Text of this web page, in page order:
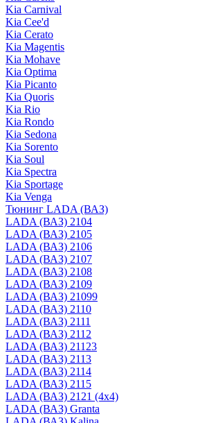
Kia Carnival
Kia Cee'd
Kia Cerato
Kia Magentis
Kia Mohave
Kia Optima
Kia Picanto
Kia Quoris
Kia Rio
Kia Rondo
Kia Sedona
Kia Sorento
Kia Soul
Kia Spectra
Kia Sportage
Kia Venga
Тюнинг LADA (ВАЗ)
LADA (ВАЗ) 2104
LADA (ВАЗ) 2105
LADA (ВАЗ) 2106
LADA (ВАЗ) 2107
LADA (ВАЗ) 2108
LADA (ВАЗ) 2109
LADA (ВАЗ) 21099
LADA (ВАЗ) 2110
LADA (ВАЗ) 2111
LADA (ВАЗ) 2112
LADA (ВАЗ) 21123
LADA (ВАЗ) 2113
LADA (ВАЗ) 2114
LADA (ВАЗ) 2115
LADA (ВАЗ) 2121 (4x4)
LADA (ВАЗ) Granta